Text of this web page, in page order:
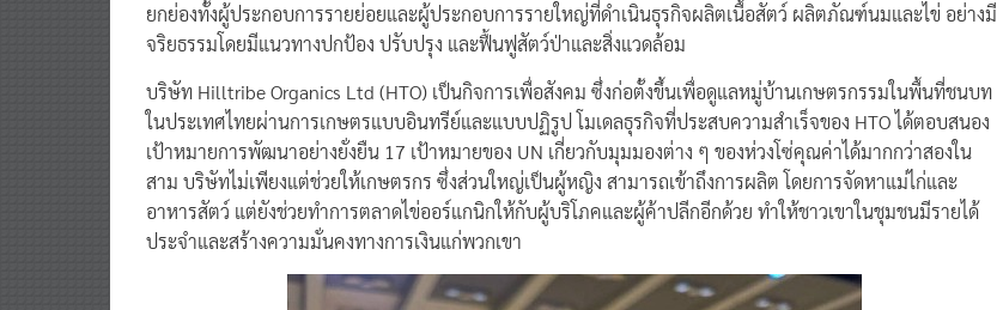
ยกย่องทั้งผู้ประกอบการรายย่อยและผู้ประกอบการรายใหญ่ที่ดำเนินธุรกิจผลิตเนื้อสัตว์ ผลิตภัณฑ์นมและไข่ อย่างมี
จริยธรรมโดยมีแนวทางปกป้อง ปรับปรุง และฟื้นฟูสัตว์ป่าและสิ่งแวดล้อม
บริษัท Hilltribe Organics Ltd (HTO) เป็นกิจการเพื่อสังคม ซึ่งก่อตั้งขึ้นเพื่อดูแลหมู่บ้านเกษตรกรรมในพื้นที่ชนบท
ในประเทศไทยผ่านการเกษตรแบบอินทรีย์และแบบปฏิรูป โมเดลธุรกิจที่ประสบความสำเร็จของ HTO ได้ตอบสนอง
เป้าหมายการพัฒนาอย่างยั่งยืน 17 เป้าหมายของ UN เกี่ยวกับมุมมองต่าง ๆ ของห่วงโซ่คุณค่าได้มากกว่าสองใน
สาม บริษัทไม่เพียงแต่ช่วยให้เกษตรกร ซึ่งส่วนใหญ่เป็นผู้หญิง สามารถเข้าถึงการผลิต โดยการจัดหาแม่ไก่และ
อาหารสัตว์ แต่ยังช่วยทำการตลาดไข่ออร์แกนิกให้กับผู้บริโภคและผู้ค้าปลีกอีกด้วย ทำให้ชาวเขาในชุมชนมีรายได้
ประจำและสร้างความมั่นคงทางการเงินแก่พวกเขา